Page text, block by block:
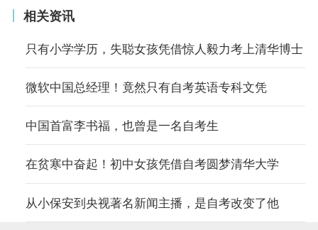
相关资讯
只有小学学历，失聪女孩凭借惊人毅力考上清华博士
微软中国总经理！竟然只有自考英语专科文凭
中国首富李书福，也曾是一名自考生
在贫寒中奋起！初中女孩凭借自考圆梦清华大学
从小保安到央视著名新闻主播，是自考改变了他